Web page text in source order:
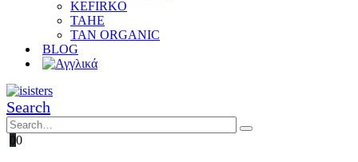
KEFIRKO
TAHE
TAN ORGANIC
BLOG
Search
00